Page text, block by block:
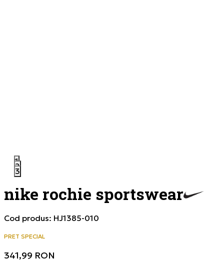
1
2
3
nike rochie sportswear
Cod produs: HJ1385-010
PRET SPECIAL
341,99 RON